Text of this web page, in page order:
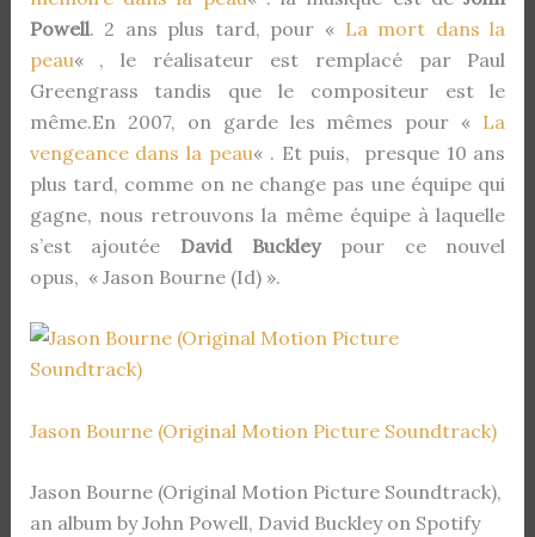
Powell. 2 ans plus tard, pour « La mort dans la
peau« , le réalisateur est remplacé par Paul
Greengrass tandis que le compositeur est le
même.En 2007, on garde les mêmes pour « La
vengeance dans la peau« . Et puis, presque 10 ans
plus tard, comme on ne change pas une équipe qui
gagne, nous retrouvons la même équipe à laquelle
s’est ajoutée David Buckleypour ce nouvel
opus, « Jason Bourne (Id) ».
Jason Bourne (Original Motion Picture Soundtrack)
Jason Bourne (Original Motion Picture Soundtrack),
an album by John Powell, David Buckley on Spotify